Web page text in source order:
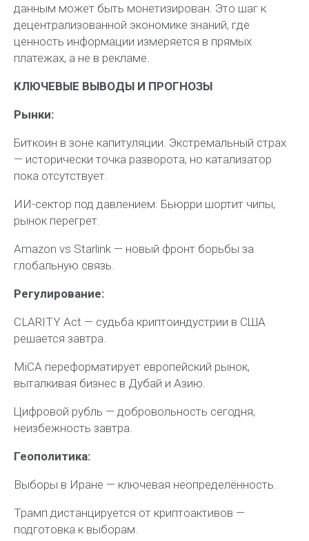
данным может быть монетизирован. Это шаг к
децентрализованной экономике знаний, где
ценность информации измеряется в прямых
платежах, а не в рекламе.
КЛЮЧЕВЫЕ ВЫВОДЫ И ПРОГНОЗЫ
Рынки:
Биткоин в зоне капитуляции. Экстремальный страх
— исторически точка разворота, но катализатор
пока отсутствует.
ИИ-сектор под давлением: Бьюрри шортит чипы,
рынок перегрет.
Amazon vs Starlink — новый фронт борьбы за
глобальную связь.
Регулирование:
CLARITY Act — судьба криптоиндустрии в США
решается завтра.
MiCA переформатирует европейский рынок,
выталкивая бизнес в Дубай и Азию.
Цифровой рубль — добровольность сегодня,
неизбежность завтра.
Геополитика:
Выборы в Иране — ключевая неопределённость.
Трамп дистанцируется от криптоактивов —
подготовка к выборам.